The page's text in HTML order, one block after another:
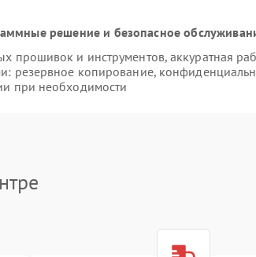
решение и безопасное
прошивок и инструментов, аккуратная
резервное копирование,
при необходимости